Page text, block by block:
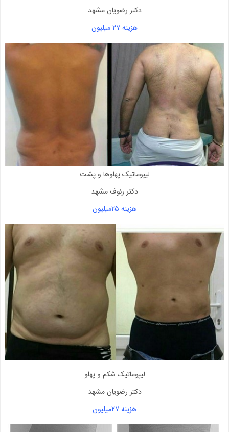
دکتر رضویان مشهد
هزینه ۲۷ میلیون
لیپوماتیک پهلوها و پشت
دکتر رئوف مشهد
هزینه ۲۵میلیون
لیپوماتیک شکم و پهلو
دکتر رضویان مشهد
هزینه ۲۷میلیون